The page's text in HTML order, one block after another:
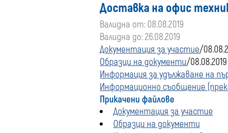
Доставка на офис
Валидна от: 08.08.2019
Валидна до: 26.08.2019
Документация за участие/
Образци на документи/08.08.2019
Информация за удължаване на
Информационно съобщение
Прикачени файлове
Документация за участие
Образци на документи